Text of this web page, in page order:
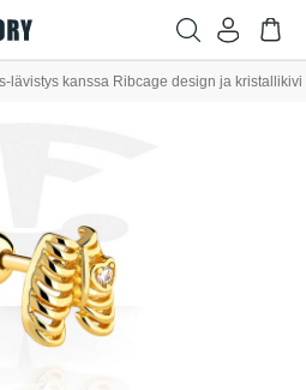
lävistys kanssa Ribcage design ja kristallikivi